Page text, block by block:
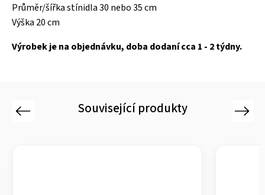
Průměr/šířka stínidla 30 nebo 35 cm
Výška 20 cm
Výrobek je na objednávku, doba dodaní cca 1 - 2 týdny.
Související produkty
Previous Next